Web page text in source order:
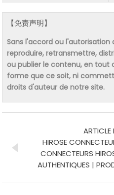
【免责声明】
Sans l'accord ou
reproduire, retransmettre,
ou publier le contenu, en tout
forme que ce soit, ni
droits d'auteur de notre site.
ARTICLE
HIROSE
CONNECTEURS
AUTHENTIQUES |